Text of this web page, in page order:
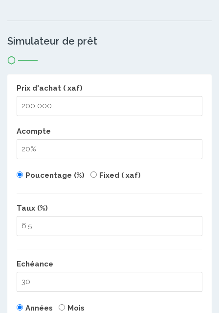
Simulateur de prêt
Prix d'achat ( xaf)
Acompte
Poucentage (%) Fixed ( xaf)
Taux (%)
Echéance
Années Mois